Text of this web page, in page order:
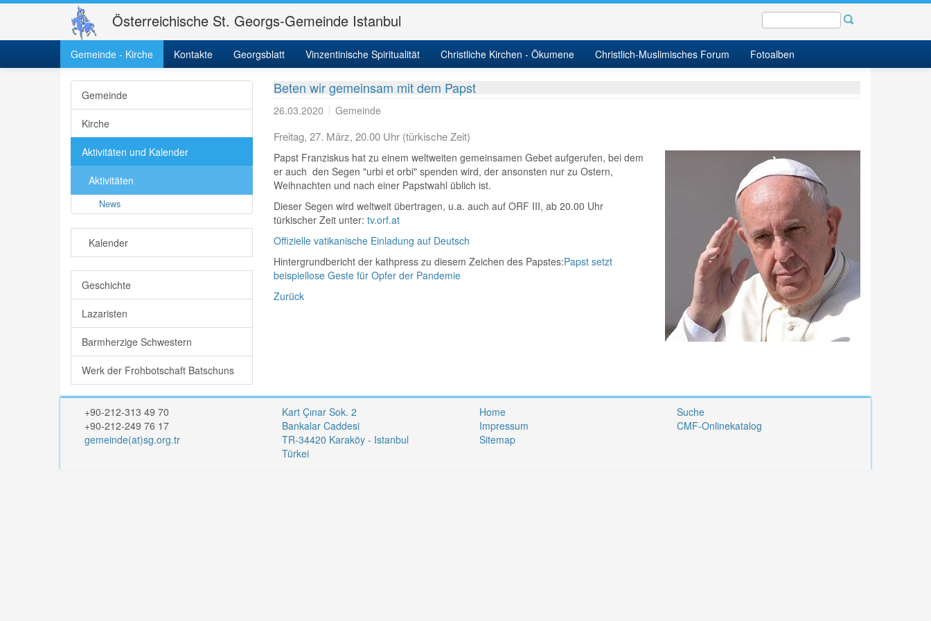
Österreichische St. Georgs-Gemeinde Istanbul
Gemeinde - Kirche Kontakte Georgsblatt Vinzentinische Spiritualität Christliche Kirchen - Ökumene Christlich-Muslimisches Forum Fotoalben
St. Georgs-Gemeinde Gemeinde - Kirche Aktivitäten und Kalender Aktivitäten News Detail
Gemeinde
Kirche
Aktivitäten und Kalender
Aktivitäten
News
Kalender
Geschichte
Lazaristen
Barmherzige Schwestern
Werk der Frohbotschaft Batschuns
Beten wir gemeinsam mit dem Papst
26.03.2020 Gemeinde
Freitag, 27. März, 20.00 Uhr (türkische Zeit)
Papst Franziskus hat zu einem weltweiten gemeinsamen Gebet aufgerufen, bei dem
er auch den Segen "urbi et orbi" spenden wird, der ansonsten nur zu Ostern,
Weihnachten und nach einer Papstwahl üblich ist.
Dieser Segen wird weltweit übertragen, u.a. auch auf ORF III, ab 20.00 Uhr
türkischer Zeit unter: tv.orf.at
Offizielle vatikanische Einladung auf Deutsch
Hintergrundbericht der kathpress zu diesem Zeichen des Papstes:Papst setzt
beispiellose Geste für Opfer der Pandemie
Zurück
+90-212-313 49 70
+90-212-249 76 17
gemeinde(at)sg.org.tr
Kart Çınar Sok. 2
Bankalar Caddesi
TR-34420 Karaköy - Istanbul
Türkei
Home
Impressum
Sitemap
Suche
CMF-Onlinekatalog